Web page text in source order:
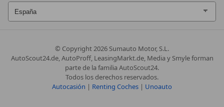
© Copyright2026 Sumauto Motor, S.L.
AutoScout24.de, AutoProff, LeasingMarkt.de, Media y Smyle forman
parte de la familia AutoScout24.
Todos los derechos reservados.
Autocasión | Renting Coches | Unoauto